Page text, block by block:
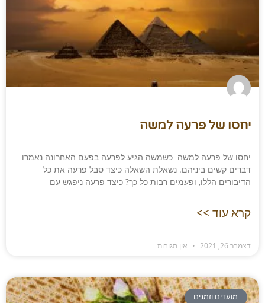
יחסו של פרעה למשה
יחסו של פרעה למשה כשמשה הגיע לפרעה בפעם האחרונה נאמרו
דברים קשים ביניהם. נשאלת השאלה כיצד סבל פרעה את כל
הדיבורים הללו, ופעמים רבות כל כך? כיצד פרעה ניפגש עם
קרא עוד >>
דצמבר 26, 2021 אין תגובות
מועדים וזמנים